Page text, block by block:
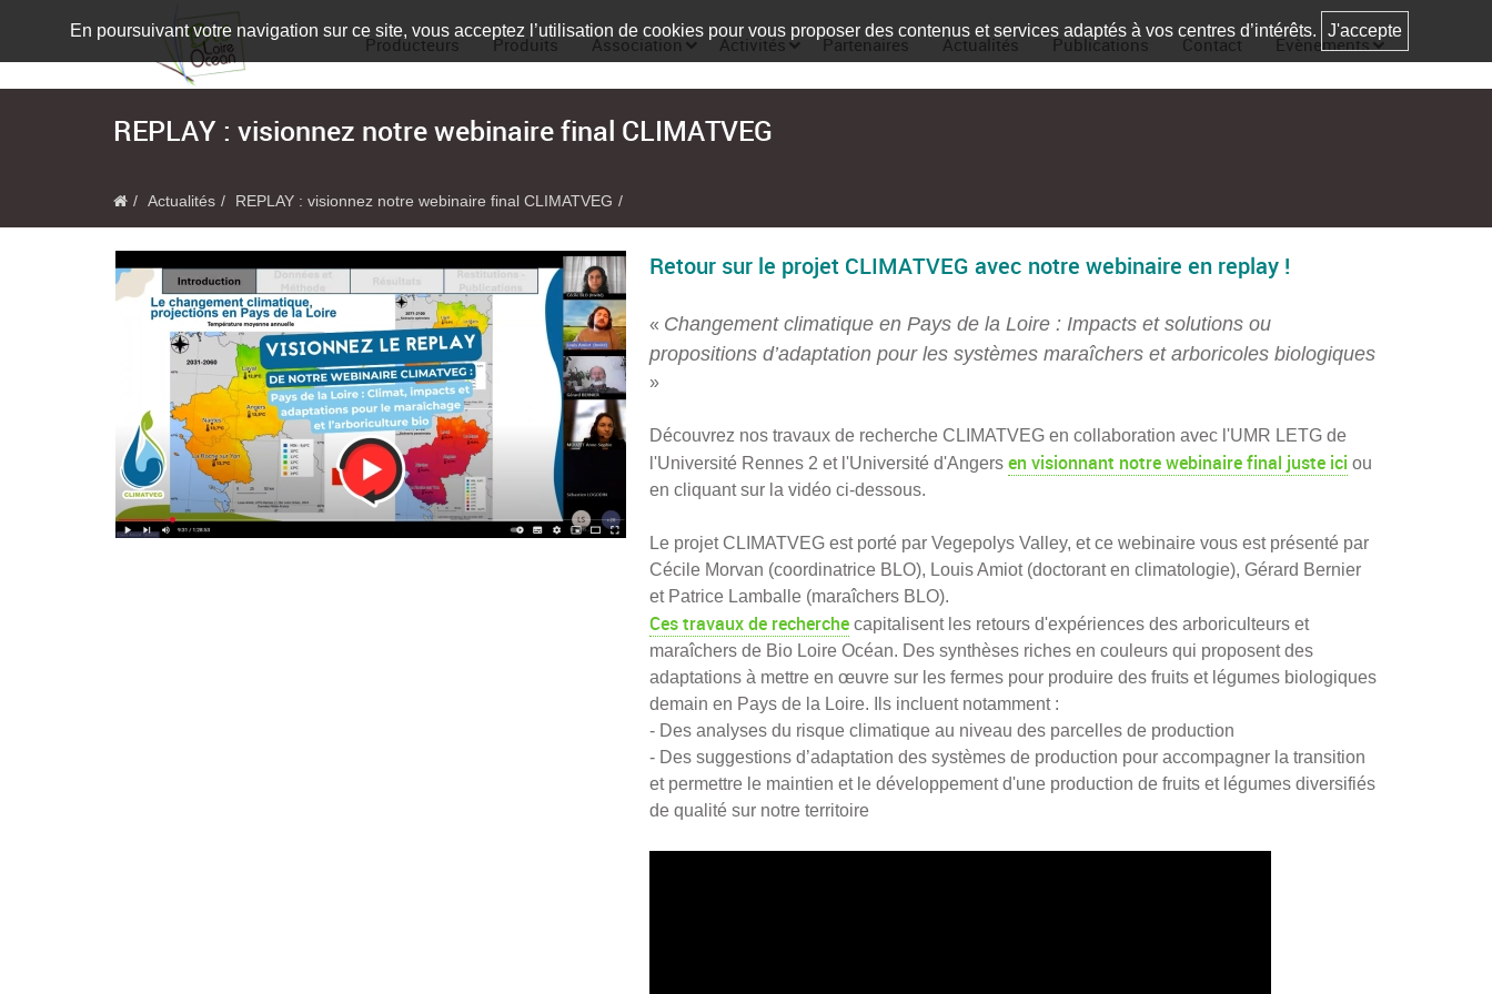
Producteurs Produits Association Activités Partenaires Actualités Publications Contact Evènements
REPLAY : visionnez notre webinaire final CLIMATVEG
Actualités REPLAY : visionnez notre webinaire final CLIMATVEG
Retour sur le projet CLIMATVEG avec notre webinaire en replay !
« Changement climatique en Pays de la Loire : Impacts et solutions ou
propositions d’adaptation pour les systèmes maraîchers et arboricoles biologiques
»
Découvrez nos travaux de recherche CLIMATVEG en collaboration avec l'UMR LETG de
l'Université Rennes 2 et l'Université d'Angersen visionnant notre webinaire final juste ici ou
en cliquant sur la vidéo ci-dessous.
Le projet CLIMATVEG est porté par Vegepolys Valley, et ce webinaire vous est présenté par
Cécile Morvan (coordinatrice BLO), Louis Amiot (doctorant en climatologie), Gérard Bernier
et Patrice Lamballe (maraîchers BLO).
Ces travaux de recherche capitalisent les retours d'expériences des arboriculteurs et
maraîchers de Bio Loire Océan. Des synthèses riches en couleurs qui proposent des
adaptations à mettre en œuvre sur les fermes pour produire des fruits et légumes biologiques
demain en Pays de la Loire. Ils incluent notamment :
- Des analyses du risque climatique au niveau des parcelles de production
- Des suggestions d’adaptation des systèmes de production pour accompagner la transition
et permettre le maintien et le développement d'une production de fruits et légumes diversifiés
de qualité sur notre territoire
En poursuivant votre navigation sur ce site, vous acceptez l’utilisation de cookies pour vous proposer des contenus et services adaptés à vos centres d’intérêts. J'accepte